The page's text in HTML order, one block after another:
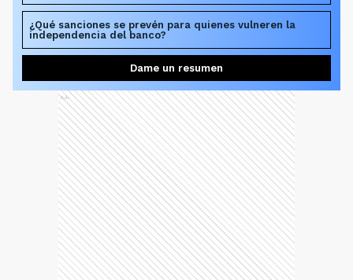
¿Qué sanciones se prevén para quienes vulneren la
independencia del banco?
Dame un resumen
Ads